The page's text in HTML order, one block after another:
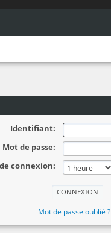
Identifiant:
Mot de passe:
connexion:
Mot de passe oublié ?